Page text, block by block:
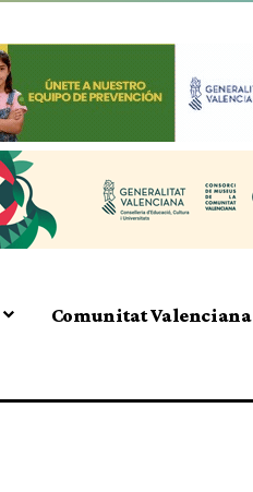
Comunitat Valenciana